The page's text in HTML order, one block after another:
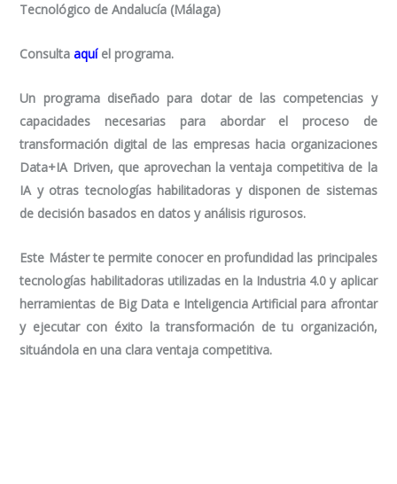
Tecnológico de Andalucía (Málaga)
Consultaaquí el programa.
Un programa diseñado para dotar de las competencias y
capacidades necesarias para abordar el proceso de
transformación digital de las empresas hacia organizaciones
Data+IA Driven, que aprovechan la ventaja competitiva de la
IA y otras tecnologías habilitadoras y disponen de sistemas
de decisión basados en datos y análisis rigurosos.
Este Máster te permite conocer en profundidad las principales
tecnologías habilitadoras utilizadas en la Industria 4.0 y aplicar
herramientas de Big Data e Inteligencia Artificial para afrontar
y ejecutar con éxito la transformación de tu organización,
situándola en una clara ventaja competitiva.